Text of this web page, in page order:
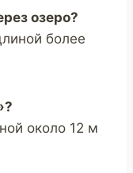
озеро?
более
около 12 м